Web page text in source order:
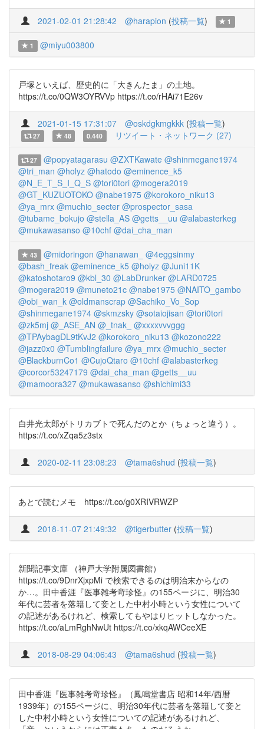
2021-02-01 21:28:42 @harapion (投稿一覧) 1
1 @miyu003800
戸塚といえば、歴史的に「大きんたま」の土地。
https://t.co/0QW3OYRVVp https://t.co/rHAi71E26v
2021-01-15 17:31:07 @oskdgkmgkkk (投稿一覧)
27 48 0.440 リツイート・ネットワーク (27)
27 @popyatagarasu @ZXTKawate @shinmegane1974
@tri_man @holyz @hatodo @eminence_k5
@N_E_T_S_I_Q_S @tori0tori @mogera2019
@GT_KUZUOTOKO @nabe1975 @korokoro_niku13
@ya_mrx @muchio_secter @prospector_sasa
@tubame_bokujo @stella_AS @getts__uu @alabasterkeg
@mukawasanso @10chf @dai_cha_man
43 @midoringon @hanawan_
@4eggsinmy
@bash_freak @eminence_k5 @holyz @Juni11K
@katoshotaro9 @kbl_30 @LabDrunker @LARD0725
@mogera2019 @muneto21c @nabe1975 @NAITO_gambo
@obi_wan_k @oldmanscrap @Sachiko_Vo_Sop
@shinmegane1974 @skmzsky @sotaiojisan @tori0tori
@zk5mj @_ASE_AN @_tnak_ @xxxxvvvggg
@TPAybagDL9tKvJ2 @korokoro_niku13 @kozono222
@jazz0x0 @Tumblingfailure @ya_mrx @muchio_secter
@BlackburnCo1 @CujoQtaro @10chf @alabasterkeg
@corcor53247179 @dai_cha_man @getts__uu
@mamoora327 @mukawasanso @shichimi33
白井光太郎がトリカブトで死んだのとか（ちょっと違う）。
https://t.co/xZqa5z3stx
2020-02-11 23:08:23 @tama6shud (投稿一覧)
あとで読むメモ https://t.co/g0XRIVRWZP
2018-11-07 21:49:32 @tigerbutter (投稿一覧)
新聞記事文庫 （神戸大学附属図書館）
https://t.co/9DnrXjxpMi で検索できるのは明治末からなの
か…。田中香涯『医事雑考竒珍怪』の155ページに、明治30
年代に芸者を落籍して妾とした中村小時という女性について
の記述があるけれど、検索してもやはりヒットしなかった。
https://t.co/aLmRghNwUt https://t.co/xkqAWCeeXE
2018-08-29 04:06:43 @tama6shud (投稿一覧)
田中香涯『医事雑考竒珍怪』（鳳鳴堂書店 昭和14年/西暦
1939年）の155ページに、明治30年代に芸者を落籍して妾と
した中村小時という女性についての記述があるけれど、